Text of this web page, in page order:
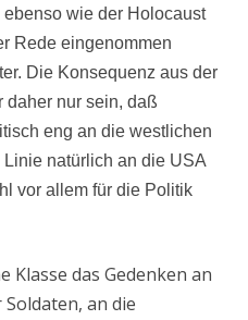
wie der Holocaust
Rede eingenommen
Die Konsequenz aus der
daher nur sein, daß
eng an die westlichen
natürlich an die USA
vor allem für die Politik
Klasse das Gedenken an
an die